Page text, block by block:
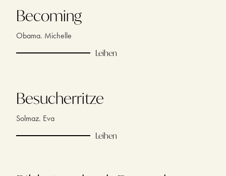
Becoming
Obama. Michelle
Leihen
Besucherritze
Solmaz. Eva
Leihen